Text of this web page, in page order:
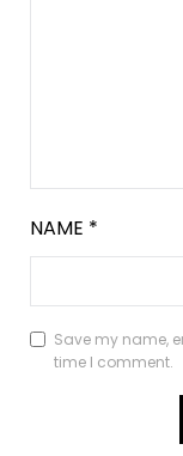
NAME *
Save my name,
time I comment.